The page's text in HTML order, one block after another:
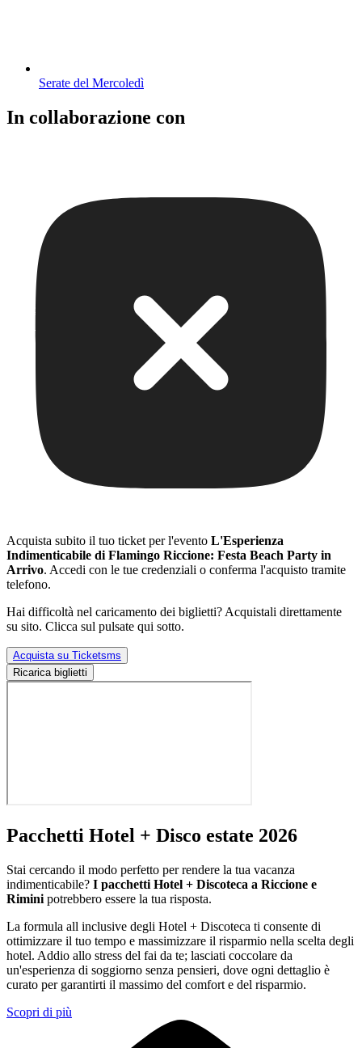
Serate del Mercoledì
In collaborazione con
Acquista subito il tuo ticket per l'evento L'Esperienza
Indimenticabile di Flamingo Riccione: Festa Beach Party in
Arrivo. Accedi con le tue credenziali o conferma l'acquisto tramite
telefono.
Hai difficoltà nel caricamento dei biglietti? Acquistali direttamente
su sito. Clicca sul pulsate qui sotto.
Acquista su Ticketsms
Ricarica biglietti
Pacchetti Hotel + Disco estate 2026
Stai cercando il modo perfetto per rendere la tua vacanza
indimenticabile? I pacchetti Hotel + Discoteca a Riccione e
Rimini potrebbero essere la tua risposta.
La formula all inclusive degli Hotel + Discoteca ti consente di
ottimizzare il tuo tempo e massimizzare il risparmio nella scelta degli
hotel. Addio allo stress del fai da te; lasciati coccolare da
un'esperienza di soggiorno senza pensieri, dove ogni dettaglio è
curato per garantirti il massimo del comfort e del risparmio.
Scopri di più